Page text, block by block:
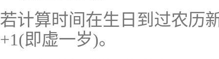
若计算时间在生日到过农历
+1(即虚一岁)。